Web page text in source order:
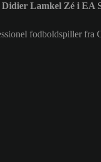
Lamkel Zé i EA
fodboldspiller